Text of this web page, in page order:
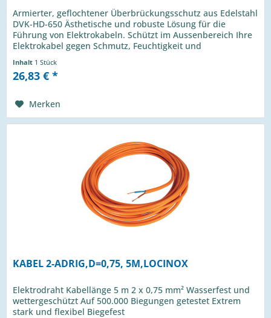
Armierter, geflochtener Überbrückungsschutz aus Edelstahl
DVK-HD-650 Ästhetische und robuste Lösung für die
Führung von Elektrokabeln. Schützt im Aussenbereich Ihre
Elektrokabel gegen Schmutz, Feuchtigkeit und
Inhalt 1 Stück
26,83 € *
Merken
KABEL 2-ADRIG,D=0,75, 5M,LOCINOX
Elektrodraht Kabellänge 5 m 2 x 0,75 mm² Wasserfest und
wettergeschützt Auf 500.000 Biegungen getestet Extrem
stark und flexibel Biegefest